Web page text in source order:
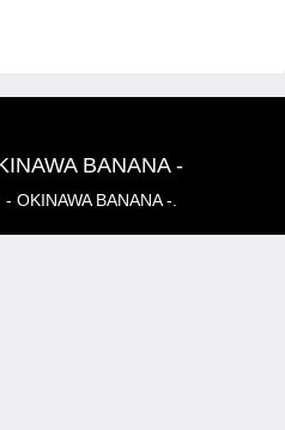
BANANA -
OKINAWA BANANA -.